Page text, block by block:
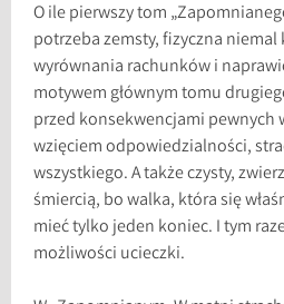
O ile pierwszy tom
potrzeba zemsty, fizyczna
wyrównania rachunków i
motywem głównym tomu
przed konsekwencjami pewnych
wzięciem odpowiedzialności,
wszystkiego. A także czysty,
śmiercią, bo walka, która się
mieć tylko jeden koniec. I tym
możliwości ucieczki.